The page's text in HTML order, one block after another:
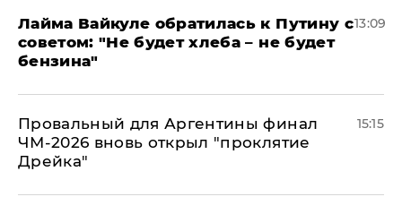
Лайма Вайкуле обратилась к Путину с
советом: "Не будет хлеба – не будет
бензина"
13:09
Провальный для Аргентины финал
ЧМ-2026 вновь открыл "проклятие
Дрейка"
15:15